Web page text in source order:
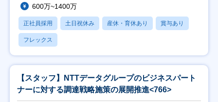
600万~1400万
正社員採用 土日祝休み 産休・育休あり 賞与あり
フレックス
【スタッフ】NTTデータグループのビジネスパート
ナーに対する調達戦略施策の展開推進<766>